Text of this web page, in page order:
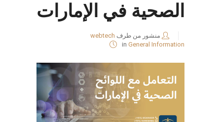
الصحية في الإمارات
منشور من طرف webtech
in General Information